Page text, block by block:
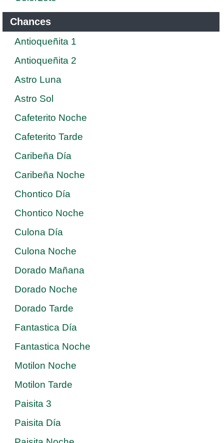
Chances
Antioqueñita 1
Antioqueñita 2
Astro Luna
Astro Sol
Cafeterito Noche
Cafeterito Tarde
Caribeña Día
Caribeña Noche
Chontico Día
Chontico Noche
Culona Día
Culona Noche
Dorado Mañana
Dorado Noche
Dorado Tarde
Fantastica Día
Fantastica Noche
Motilon Noche
Motilon Tarde
Paisita 3
Paisita Día